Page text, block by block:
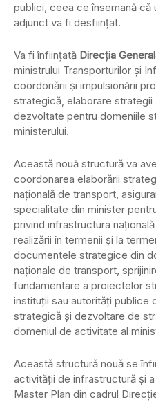
publici, ceea ce însemană
adjunct va fi desființat.
Va fi înfiinţată Direcţia
ministrului Transporturilor şi
coordonării şi impulsionării
strategică, elaborare strategii
dezvoltate pentru domeniile
ministerului.
Această nouă structură va
coordonarea elaborării
naţională de transport,
specialitate din minister
privind infrastructura
realizării în termenii şi la
documentele strategice din
naţionale de transport,
fundamentare a proiectelor
instituţii sau autorităţi publice
strategică şi dezvoltare de
domeniul de activitate al
Această structură nouă se
activităţii de infrastructură şi
Master Plan din cadrul